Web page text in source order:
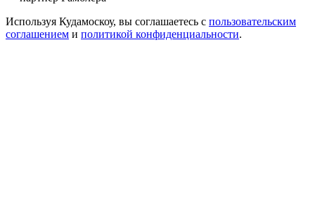
Используя Кудамоскоу, вы соглашаетесь с пользовательским
соглашением и политикой конфиденциальности.